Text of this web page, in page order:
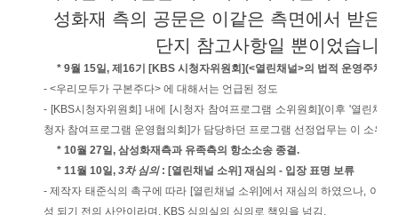
성화재 측의 공문은 이같은 측면에서 받은
단지 참고사항일 뿐이었습니
* 9월 15일, 제16기 [KBS 시청자위원회](<열린채널>의 법적 운영주체)
- <우리모두가 구본주다> 에 대해서는 언급된 정도
- [KBS시청자위원회] 내에 [시청자 참여프로그램 소위원회](이후 '열린채
청자 참여프로그램 운영협의회]가 담당하던 프로그램 선정업무는 이 소위
* 10월 27일, 삼성화재측과 유족측의 항소소송 종결.
* 11월 10일, 3차 심의: [열린채널 소위] 재심의 - 입장 표명 보류
- 제작자 태준식의 촉구에 따라 [열린채널 소위]에서 재심의 하였으나, 이
성 되기 전의 사안이라며, KBS 심의실의 심의로 책임을 넘김.